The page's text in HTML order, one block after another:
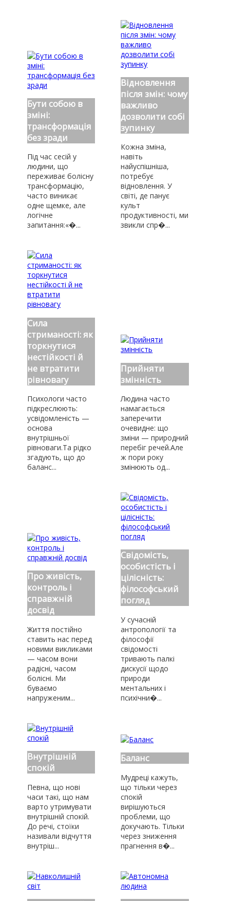
Бути собою в
зміні:
трансформація
без зради
Під час сесій у
людини, що
переживає болісну
трансформацію,
часто виникає
одне щемке, але
логічне
запитання:«�...
Відновлення
після змін: чому
важливо
дозволити собі
зупинку
Кожна зміна,
навіть
найуспішніша,
потребує
відновлення. У
світі, де панує
культ
продуктивності, ми
звикли спр�...
Сила
стриманості: як
торкнутися
нестійкості й
не втратити
рівновагу
Психологи часто
підкреслюють:
усвідомленість —
основа
внутрішньої
рівноваги.Та рідко
згадують, що до
баланс...
Прийняти
змінність
Людина часто
намагається
заперечити
очевидне: що
зміни — природний
перебіг речей.Але
ж пори року
змінюють од...
Про живість,
контроль і
справжній
досвід
Життя постійно
ставить нас перед
новими викликами
— часом вони
радісні, часом
болісні. Ми
буваємо
напруженим...
Свідомість,
особистість і
цілісність:
філософський
погляд
У сучасній
антропології та
філософії
свідомості
тривають палкі
дискусії щодо
природи
ментальних і
психічни�...
Внутрішній
спокій
Певна, що нові
часи такі, що нам
варто утримувати
внутрішній спокій.
До речі, стоїки
називали відчуття
внутріш...
Баланс
Мудреці кажуть,
що тільки через
спокій
вирішуються
проблеми, що
докучають. Тільки
через зниження
прагнення в�...